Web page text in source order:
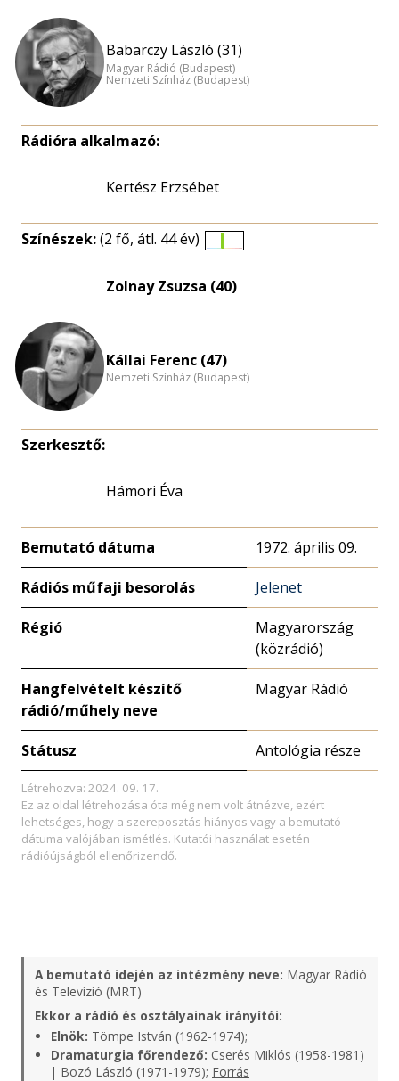
Babarczy László (31)
Magyar Rádió (Budapest)
Nemzeti Színház (Budapest)
Rádióra alkalmazó:
Kertész Erzsébet
Színészek:(2 fő, átl. 44 év)
eloszlás
Zolnay Zsuzsa (40)
Kállai Ferenc (47)
Nemzeti Színház (Budapest)
Szerkesztő:
Hámori Éva
Bemutató dátuma 1972. április 09.
Rádiós műfaji besorolás Jelenet
Régió
Magyarország
(közrádió)
Hangfelvételt készítő
rádió/műhely neve
Magyar Rádió
Státusz Antológia része
Létrehozva: 2024. 09. 17.
Ez az oldal létrehozása óta még nem volt átnézve, ezért
lehetséges, hogy a szereposztás hiányos vagy a bemutató
dátuma valójában ismétlés. Kutatói használat esetén
rádióújságból ellenőrizendő.
A bemutató idején az intézmény neve: Magyar Rádió
és Televízió (MRT)
Ekkor a rádió és osztályainak irányítói:
Elnök: Tömpe István (1962-1974);
Dramaturgia főrendező: Cserés Miklós (1958-1981)
| Bozó László (1971-1979); Forrás